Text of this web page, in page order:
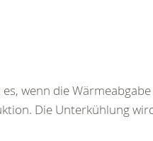
wenn die
Die Unterkühlung